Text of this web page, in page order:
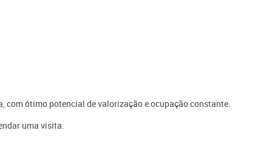
com ótimo potencial de valorização e ocupação constante.
uma visita.